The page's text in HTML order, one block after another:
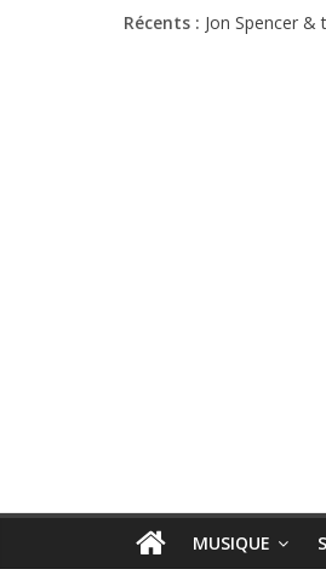
Récents : Jon Spencer
Charlie Puth
MUSIQUE